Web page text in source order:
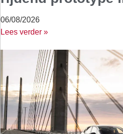
06/08/2026
Lees verder »